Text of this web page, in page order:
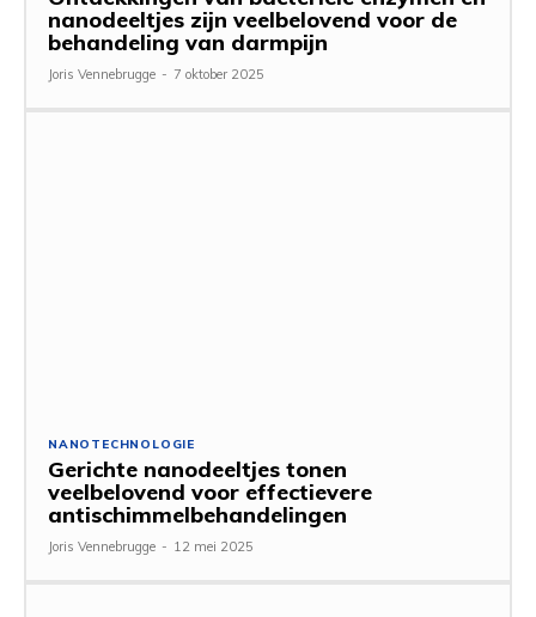
nanodeeltjes zijn veelbelovend voor de
behandeling van darmpijn
Joris Vennebrugge - 7 oktober 2025
NANOTECHNOLOGIE
Gerichte nanodeeltjes tonen
veelbelovend voor effectievere
antischimmelbehandelingen
Joris Vennebrugge - 12 mei 2025